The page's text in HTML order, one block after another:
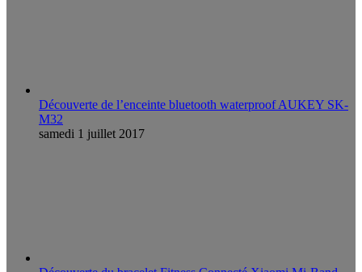
Découverte de l’enceinte bluetooth waterproof AUKEY SK-
M32
samedi 1 juillet 2017